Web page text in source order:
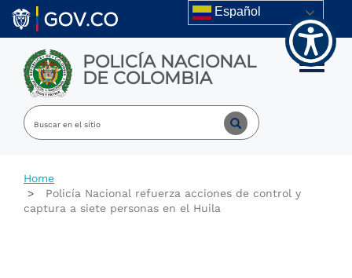
Welcome
All
Accessibility
screen
reader.
Accessibility
Skip to main content Español
POLICÍA NACIONAL
DE COLOMBIA Toggle
Home
Policía Nacional refuerza acciones de control y
captura a siete personas en el Huila